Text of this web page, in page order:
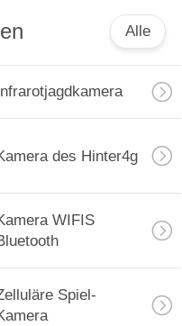
Alle
Infrarotjagdkamera
des Hinter4g
WIFIS
Spiel-